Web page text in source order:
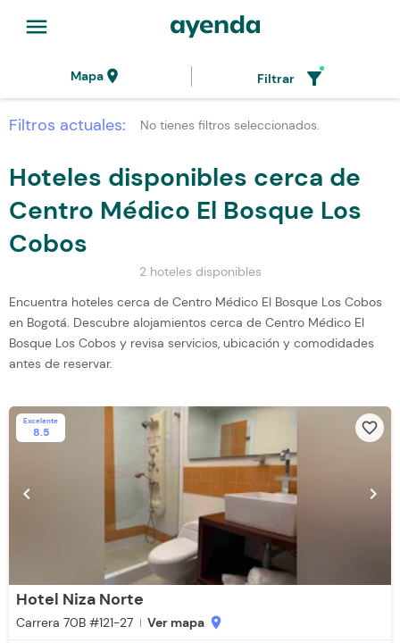
menu
Mapalocation_on Filtrar filter_alt
Filtros actuales: No tienes filtros seleccionados.
Hoteles disponibles cerca de
Centro Médico El Bosque Los
Cobos
2 hoteles disponibles
Encuentra hoteles cerca de Centro Médico El Bosque Los Cobos
en Bogotá. Descubre alojamientos cerca de Centro Médico El
Bosque Los Cobos y revisa servicios, ubicación y comodidades
antes de reservar.
Excelente
8.5 favorite_border
chevron_left chevron_right
Hotel Niza Norte
Carrera 70B #121-27 Ver mapa location_on